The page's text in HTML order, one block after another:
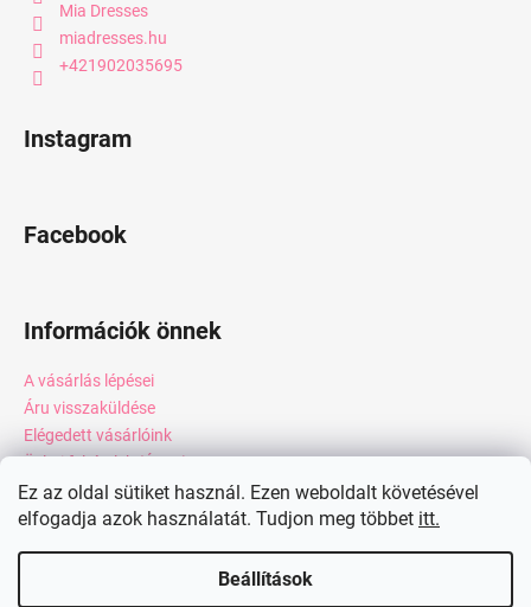
Ez az oldal sütiket használ. Ezen weboldalt követésével
elfogadja azok használatát. Tudjon meg többet itt.
Beállítások
Mia Dresses
miadresses.hu
+421902035695
Instagram
Facebook
Információk önnek
A vásárlás lépései
Áru visszaküldése
Elégedett vásárlóink
Üzleti feltételek (ÁSZF)
Adatkezelési tájékoztató
Webáruház értékelése